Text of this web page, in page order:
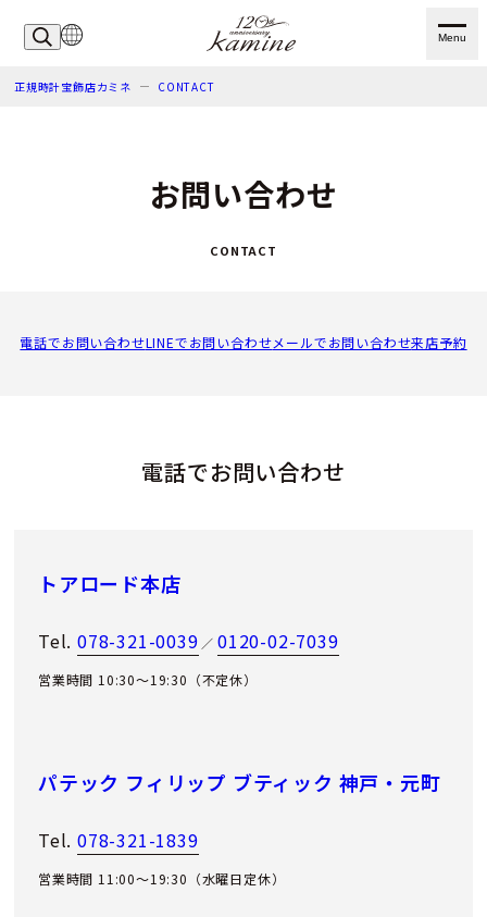
Menu
正規時計宝飾店カミネ CONTACT
お問い合わせ
CONTACT
電話でお問い合わせLINEでお問い合わせメールでお問い合わせ来店予約
電話でお問い合わせ
トアロード本店
Tel. 078-321-0039 ／0120-02-7039
営業時間 10:30～19:30（不定休）
パテック フィリップ ブティック 神戸・元町
Tel. 078-321-1839
営業時間 11:00〜19:30（水曜日定休）